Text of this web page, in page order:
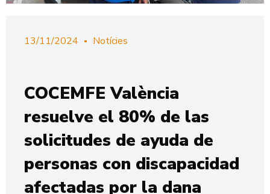
13/11/2024 Notícies
COCEMFE València
resuelve el 80% de las
solicitudes de ayuda de
personas con discapacidad
afectadas por la dana